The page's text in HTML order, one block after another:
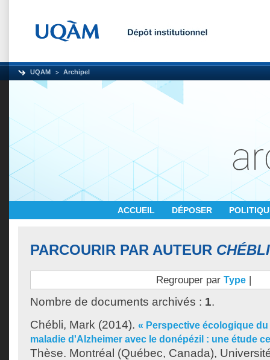
UQAM Archipel
ACCUEIL DÉPOSER
PARCOURIR PAR AUTEUR
Regrouper par Type |
Nombre de documents archivés : 1.
Chébli, Mark (2014). « Perspective écologique
maladie d'Alzheimer avec le donépézil : une étude
Thèse. Montréal (Québec, Canada),